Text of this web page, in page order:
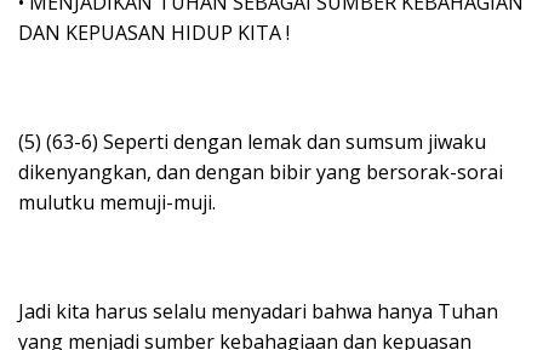
DAN KEPUASAN HIDUP KITA !
(5) (63-6) Seperti dengan lemak dan sumsum jiwaku
dikenyangkan, dan dengan bibir yang bersorak-sorai
mulutku memuji-muji.
Jadi kita harus selalu menyadari bahwa hanya Tuhan
yang menjadi sumber kebahagiaan dan kepuasan